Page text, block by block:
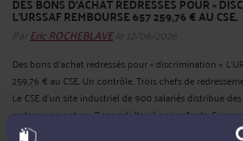
L'URSSAF REMBOURSE 657 259,76 € AU CSE.
Par Eric ROCHEBLAVEle 12/06/2026
Des bons d'achat redressés pour « discrimination ».
259,76 € au CSE. Un contrôle. Trois chefs de
Le CSE d'un site industriel de 900 salariés distribue
cadeaux en nature. Bons adultes, bons enfants. Comme
suite >